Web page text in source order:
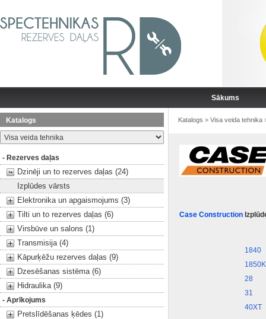
Sākums
Katalogs
- Rezerves daļas
Dzinēji un to rezerves daļas (24)
Izplūdes vārsts
Elektronika un apgaismojums (3)
Tilti un to rezerves daļas (6)
Virsbūve un salons (1)
Transmisija (4)
Kāpurķēžu rezerves daļas (9)
Dzesēšanas sistēma (6)
Hidraulika (9)
- Aprīkojums
Pretslīdēšanas ķēdes (1)
Katalogs > Visa veida tehnika
Case Construction
1840
1850K
28
31
40XT